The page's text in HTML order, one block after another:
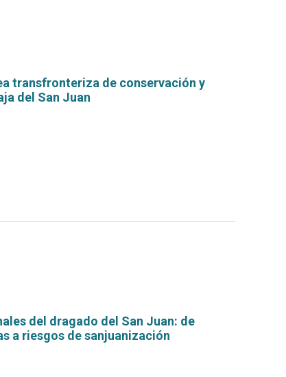
transfronteriza de conservación y
del San Juan
del dragado del San Juan: de
a riesgos de sanjuanización